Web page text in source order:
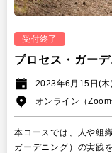
受付終了
プロセス・ガー
2023年6月15日(
オンライン（Zoom
本コースでは、人や組
ガーデニング）の実践